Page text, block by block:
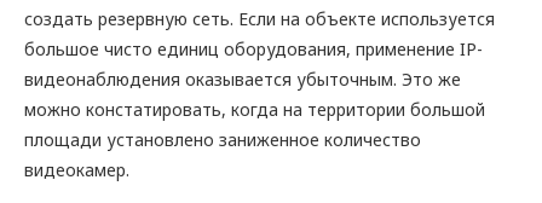
создать резервную сеть. Если на объекте используется
большое чисто единиц оборудования, применение IP-
видеонаблюдения оказывается убыточным. Это же
можно констатировать, когда на территории большой
площади установлено заниженное количество
видеокамер.